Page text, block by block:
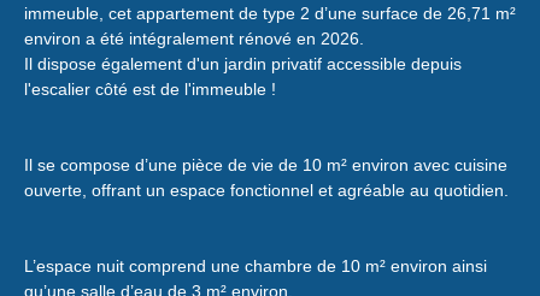
immeuble, cet appartement de type 2 d’une surface de 26,71 m²
environ a été intégralement rénové en 2026.
Il dispose également d'un jardin privatif accessible depuis
l'escalier côté est de l'immeuble !
Il se compose d’une pièce de vie de 10 m² environ avec cuisine
ouverte, offrant un espace fonctionnel et agréable au quotidien.
L’espace nuit comprend une chambre de 10 m² environ ainsi
qu’une salle d’eau de 3 m² environ.